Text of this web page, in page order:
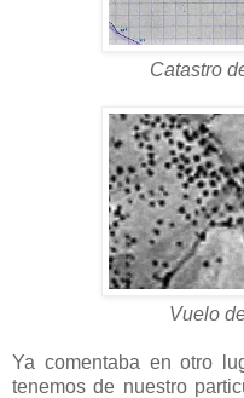
Catastro
Vuelo
Ya comentaba en otro
tenemos de nuestro